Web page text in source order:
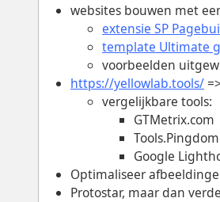
websites bouwen met
extensie SP
template Ultimate
voorbeelden
https://yellowlab.tools/
vergelijkbare tools:
GTMetrix.com
Google
Optimaliseer
Protostar, maar dan